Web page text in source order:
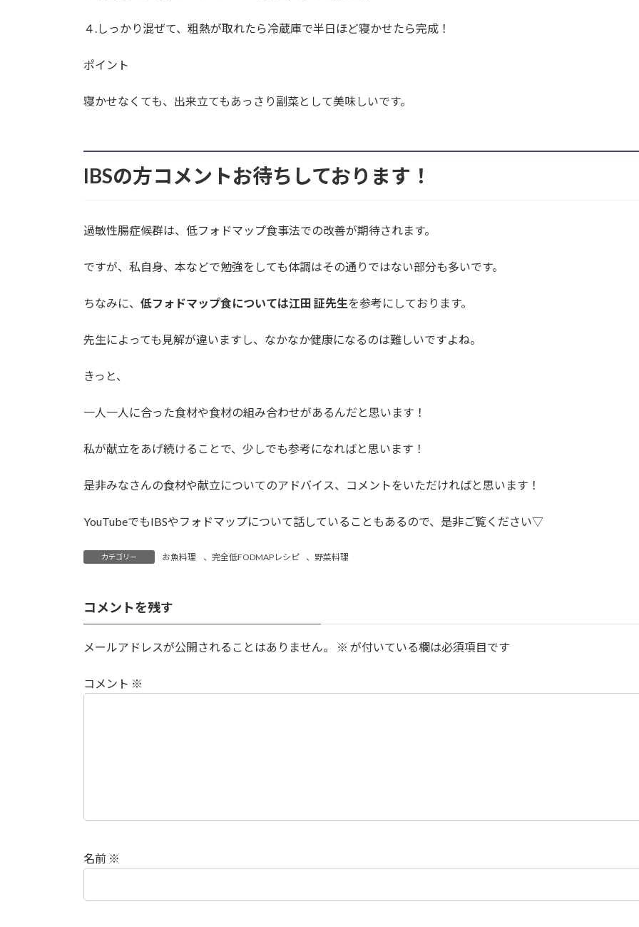
４.しっかり混ぜて、粗熱が取れたら冷蔵庫で半日ほど寝かせたら完成！
ポイント
寝かせなくても、出来立てもあっさり副菜として美味しいです。
IBSの方コメントお待ちしております！
過敏性腸症候群は、低フォドマップ食事法での改善が期待されます。
ですが、私自身、本などで勉強をしても体調はその通りではない部分も多いです。
ちなみに、 低フォドマップ食については江田 証先生を参考にしております。
先生によっても見解が違いますし、なかなか健康になるのは難しいですよね。
きっと、
一人一人に合った食材や食材の組み合わせがあるんだと思います！
私が献立をあげ続けることで、少しでも参考になればと思います！
是非みなさんの食材や献立についてのアドバイス、コメントをいただければと思います！
YouTubeでもIBSやフォドマップについて話していることもあるので、是非ご覧ください▽
カテゴリー お魚料理 、 完全低FODMAPレシピ 、 野菜料理
コメントを残す
メールアドレスが公開されることはありません。 ※ が付いている欄は必須項目です
コメント ※
名前 ※